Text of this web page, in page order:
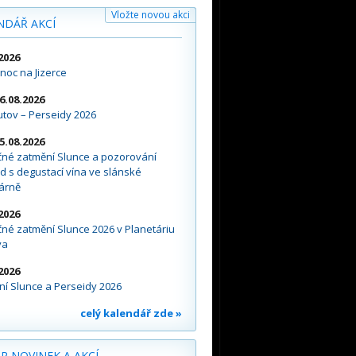
AKCÍ
Vložte novou akci
na Jizerce
– Perseidy 2026
zatmění Slunce a pozorování
s degustací vína ve slánské
zatmění Slunce 2026 v Planetáriu
Slunce a Perseidy 2026
celý kalendář zde »